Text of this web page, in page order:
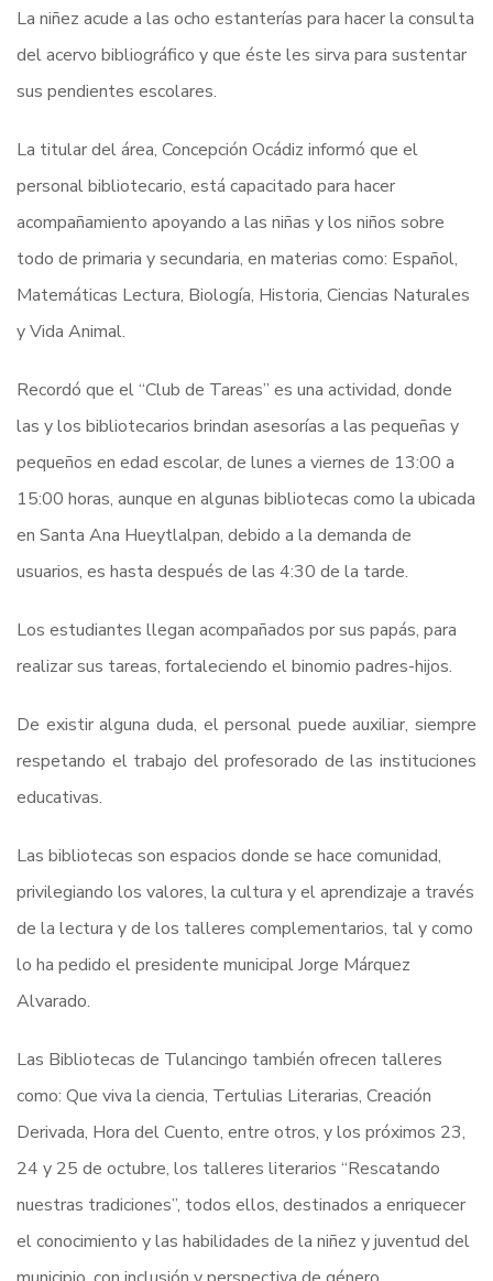
La niñez acude a las ocho estanterías para hacer la consulta
del acervo bibliográfico y que éste les sirva para sustentar
sus pendientes escolares.
La titular del área, Concepción Ocádiz informó que el
personal bibliotecario, está capacitado para hacer
acompañamiento apoyando a las niñas y los niños sobre
todo de primaria y secundaria, en materias como: Español,
Matemáticas Lectura, Biología, Historia, Ciencias Naturales
y Vida Animal.
Recordó que el “Club de Tareas” es una actividad, donde
las y los bibliotecarios brindan asesorías a las pequeñas y
pequeños en edad escolar, de lunes a viernes de 13:00 a
15:00 horas, aunque en algunas bibliotecas como la ubicada
en Santa Ana Hueytlalpan, debido a la demanda de
usuarios, es hasta después de las 4:30 de la tarde.
Los estudiantes llegan acompañados por sus papás, para
realizar sus tareas, fortaleciendo el binomio padres-hijos.
De existir alguna duda, el personal puede auxiliar, siempre
respetando el trabajo del profesorado de las instituciones
educativas.
Las bibliotecas son espacios donde se hace comunidad,
privilegiando los valores, la cultura y el aprendizaje a través
de la lectura y de los talleres complementarios, tal y como
lo ha pedido el presidente municipal Jorge Márquez
Alvarado.
Las Bibliotecas de Tulancingo también ofrecen talleres
como: Que viva la ciencia, Tertulias Literarias, Creación
Derivada, Hora del Cuento, entre otros, y los próximos 23,
24 y 25 de octubre, los talleres literarios “Rescatando
nuestras tradiciones”, todos ellos, destinados a enriquecer
el conocimiento y las habilidades de la niñez y juventud del